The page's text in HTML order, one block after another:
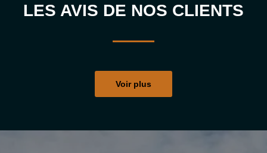
LES AVIS DE NOS CLIENTS
Voir plus